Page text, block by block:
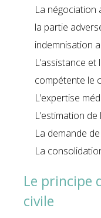
La négociation
la partie
indemnisation
L’assistance
compétente le
L’expertise
L’estimation de
La demande
La
Le principe
civile